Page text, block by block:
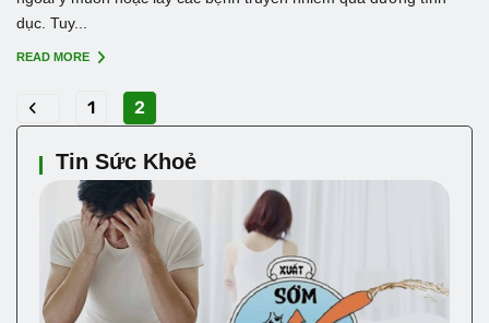
dục. Tuy...
READ MORE
1 2
Tin Sức Khoẻ